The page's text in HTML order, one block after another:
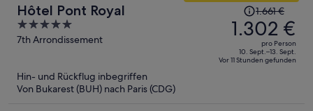
Hôtel Pont Royal
5
out
7th Arrondissement
Der
Preis
betrug
1.661 €,
jetzt
1.661 €
1.302 €
pro Person
10. Sept.–13. Sept.
Vor 11 Stunden gefunden
Hin- und Rückflug inbegriffen
Von Bukarest (BUH) nach Paris (CDG)